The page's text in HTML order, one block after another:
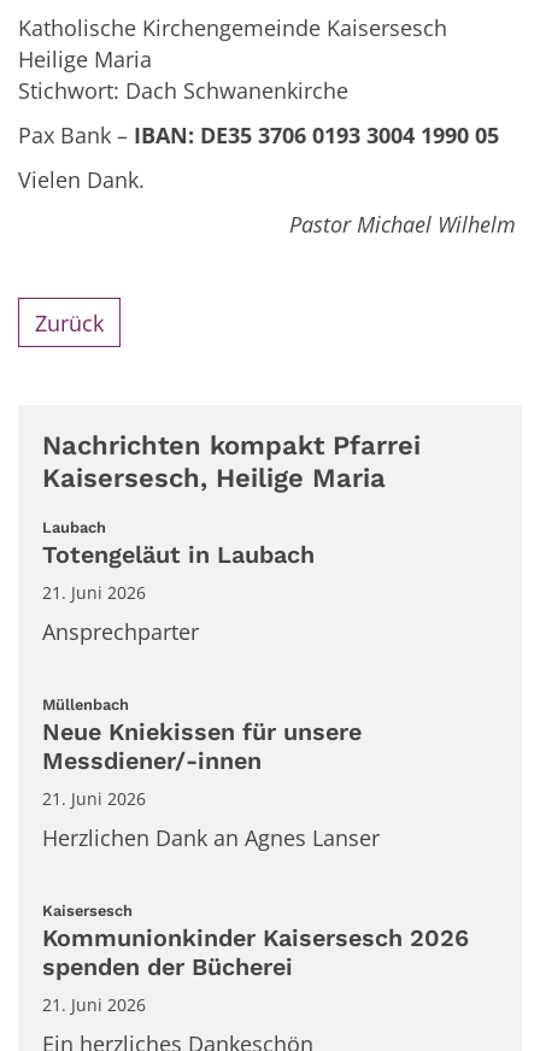
Katholische Kirchengemeinde Kaisersesch
Heilige Maria
Stichwort: Dach Schwanenkirche
Pax Bank – IBAN: DE35 3706 0193 3004 1990 05
Vielen Dank.
Pastor Michael Wilhelm
Zurück
Nachrichten kompakt Pfarrei
Kaisersesch, Heilige Maria
Laubach
Totengeläut in Laubach
21. Juni 2026
Ansprechparter
Müllenbach
Neue Kniekissen für unsere
Messdiener/-innen
21. Juni 2026
Herzlichen Dank an Agnes Lanser
Kaisersesch
Kommunionkinder Kaisersesch 2026
spenden der Bücherei
21. Juni 2026
Ein herzliches Dankeschön